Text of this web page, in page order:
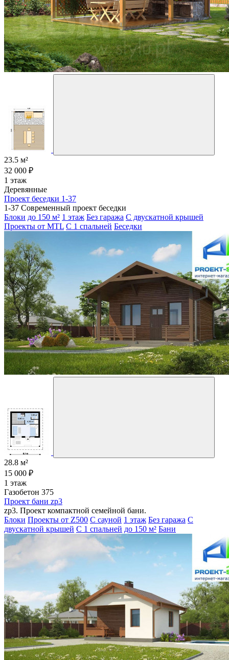
23.5 м²
32 000 ₽
1 этаж
Деревянные
Проект беседки 1-37
1-37 Современный проект беседки
Блоки до 150 м² 1 этаж Без гаража С двускатной крышей
Проекты от MTL С 1 спальней Беседки
28.8 м²
15 000 ₽
1 этаж
Газобетон 375
Проект бани zp3
zp3. Проект компактной семейной бани.
Блоки Проекты от Z500 С сауной 1 этаж Без гаража С
двускатной крышей С 1 спальней до 150 м² Бани